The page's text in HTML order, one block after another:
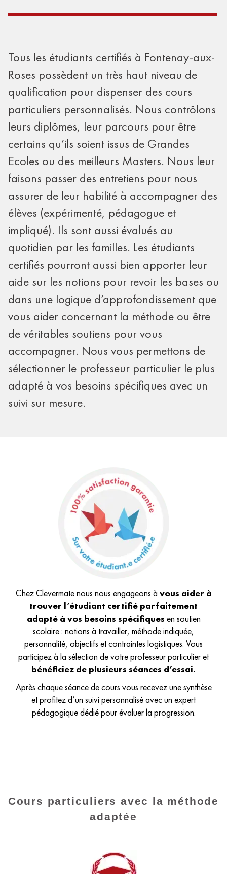
Tous les étudiants certifiés à Fontenay-aux-
Roses possèdent un très haut niveau de
qualification pour dispenser des cours
particuliers personnalisés. Nous contrôlons
leurs diplômes, leur parcours pour être
certains qu’ils soient issus de Grandes
Ecoles ou des meilleurs Masters. Nous leur
faisons passer des entretiens pour nous
assurer de leur habilité à accompagner des
élèves (expérimenté, pédagogue et
impliqué). Ils sont aussi évalués au
quotidien par les familles. Les étudiants
certifiés pourront aussi bien apporter leur
aide sur les notions pour revoir les bases ou
dans une logique d’approfondissement que
vous aider concernant la méthode ou être
de véritables soutiens pour vous
accompagner. Nous vous permettons de
sélectionner le professeur particulier le plus
adapté à vos besoins spécifiques avec un
suivi sur mesure.
Chez Clevermate nous nous engageons à vous aider à
trouver l’étudiant certifié parfaitement
adapté à vos besoins spécifiques en soutien
scolaire : notions à travailler, méthode indiquée,
personnalité, objectifs et contraintes logistiques. Vous
participez à la sélection de votre professeur particulier et
bénéficiez de plusieurs séances d’essai.
Après chaque séance de cours vous recevez une synthèse
et profitez d’un suivi personnalisé avec un expert
pédagogique dédié pour évaluer la progression.
Cours particuliers avec la méthode
adaptée